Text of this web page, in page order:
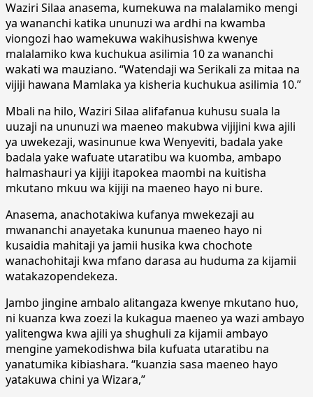
Waziri Silaa anasema, kumekuwa na malalamiko mengi
ya wananchi katika ununuzi wa ardhi na kwamba
viongozi hao wamekuwa wakihusishwa kwenye
malalamiko kwa kuchukua asilimia 10 za wananchi
wakati wa mauziano. “Watendaji wa Serikali za mitaa na
vijiji hawana Mamlaka ya kisheria kuchukua asilimia 10.”
Mbali na hilo, Waziri Silaa alifafanua kuhusu suala la
uuzaji na ununuzi wa maeneo makubwa vijijini kwa ajili
ya uwekezaji, wasinunue kwa Wenyeviti, badala yake
badala yake wafuate utaratibu wa kuomba, ambapo
halmashauri ya kijiji itapokea maombi na kuitisha
mkutano mkuu wa kijiji na maeneo hayo ni bure.
Anasema, anachotakiwa kufanya mwekezaji au
mwananchi anayetaka kununua maeneo hayo ni
kusaidia mahitaji ya jamii husika kwa chochote
wanachohitaji kwa mfano darasa au huduma za kijamii
watakazopendekeza.
Jambo jingine ambalo alitangaza kwenye mkutano huo,
ni kuanza kwa zoezi la kukagua maeneo ya wazi ambayo
yalitengwa kwa ajili ya shughuli za kijamii ambayo
mengine yamekodishwa bila kufuata utaratibu na
yanatumika kibiashara. “kuanzia sasa maeneo hayo
yatakuwa chini ya Wizara,”